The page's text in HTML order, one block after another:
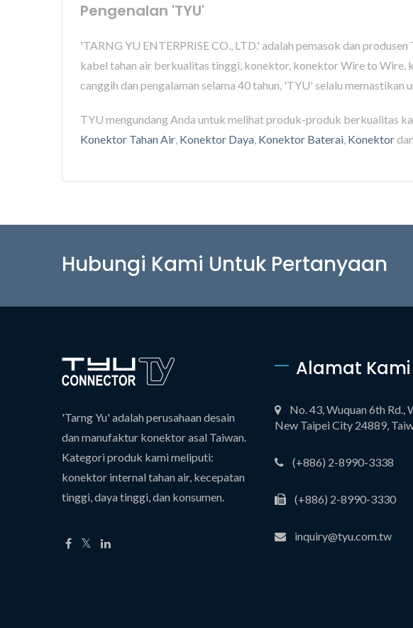
Pengenalan 'TYU'
'TARNG YU ENTERPRISE CO., LTD.' adalah pemasok dan
kabel tahan air berkualitas tinggi, konektor, konektor Wire to
canggih dan pengalaman selama 40 tahun, 'TYU' selalu memastikan
TYU mengundang Anda untuk melihat produk-produk berkualitas
Konektor Tahan Air, Konektor Daya, Konektor Baterai, Konektor
Hubungi Kami Untuk Pertanyaan
'Tarng Yu' adalah perusahaan desain
dan manufaktur konektor asal Taiwan.
Kategori produk kami meliputi:
konektor internal tahan air, kecepatan
tinggi, daya tinggi, dan konsumen.
Alamat Kami
No. 43, Wuquan 6th Rd.,
New Taipei City 24889,
(+886) 2-8990-3338
(+886) 2-8990-3330
inquiry@tyu.com.tw